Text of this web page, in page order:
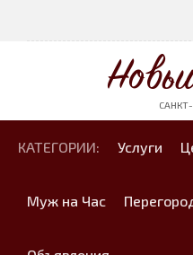
КАТЕГОРИИ: Услуги
Муж на Час